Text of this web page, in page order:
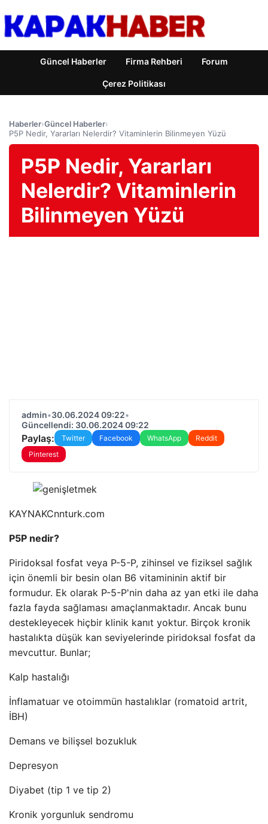
Güncel Haberler Firma Rehberi Forum
Çerez Politikası
Haberler›Güncel Haberler›
P5P Nedir, Yararları Nelerdir? Vitaminlerin Bilinmeyen Yüzü
P5P Nedir, Yararları
Nelerdir? Vitaminlerin
Bilinmeyen Yüzü
admin•30.06.2024 09:22•
Güncellendi: 30.06.2024 09:22
Paylaş: Twitter Facebook WhatsApp
Reddit
Pinterest
KAYNAKCnnturk.com
P5P nedir?
Piridoksal fosfat veya P-5-P, zihinsel ve fiziksel sağlık
için önemli bir besin olan B6 vitamininin aktif bir
formudur. Ek olarak P-5-P'nin daha az yan etki ile daha
fazla fayda sağlaması amaçlanmaktadır. Ancak bunu
destekleyecek hiçbir klinik kanıt yoktur. Birçok kronik
hastalıkta düşük kan seviyelerinde piridoksal fosfat da
mevcuttur. Bunlar;
Kalp hastalığı
İnflamatuar ve otoimmün hastalıklar (romatoid artrit,
İBH)
Demans ve bilişsel bozukluk
Depresyon
Diyabet (tip 1 ve tip 2)
Kronik yorgunluk sendromu